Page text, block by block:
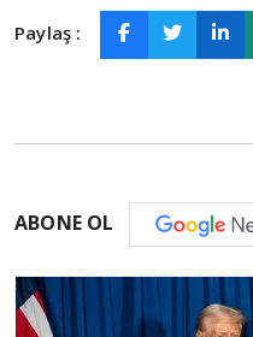
Paylaş :
ABONE OL